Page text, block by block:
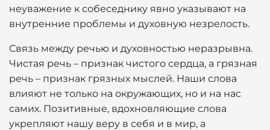
неуважение к собеседнику явно указывают на
внутренние проблемы и духовную незрелость.
Связь между речью и духовностью неразрывна.
Чистая речь – признак чистого сердца, а грязная
речь – признак грязных мыслей. Наши слова
влияют не только на окружающих, но и на нас
самих. Позитивные, вдохновляющие слова
укрепляют нашу веру в себя и в мир, а